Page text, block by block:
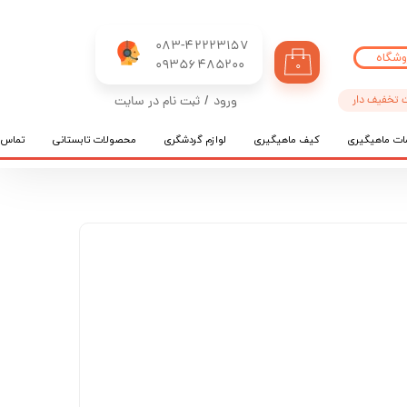
083-42223157
​​​​​​​09356485200
۰
ورود / ثبت نام در سایت
تغییر گذر واژه
ماهیگیری کیف ماهیگیری لوازم گردشگری محصولات تابستانی تماس
تخفیف دار